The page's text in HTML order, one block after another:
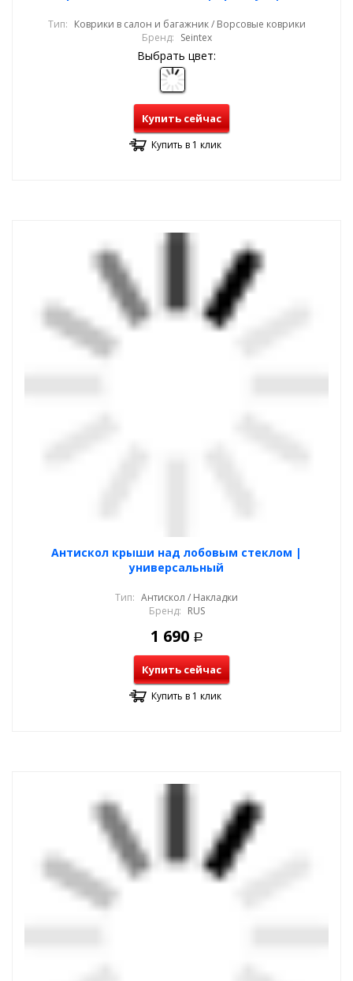
Тип: Коврики в салон и багажник / Ворсовые коврики
Бренд: Seintex
Выбрать цвет:
Купить сейчас
Купить в 1 клик
Антискол крыши над лобовым стеклом |
универсальный
Тип: Антискол / Накладки
Бренд: RUS
1 690 Р
Купить сейчас
Купить в 1 клик